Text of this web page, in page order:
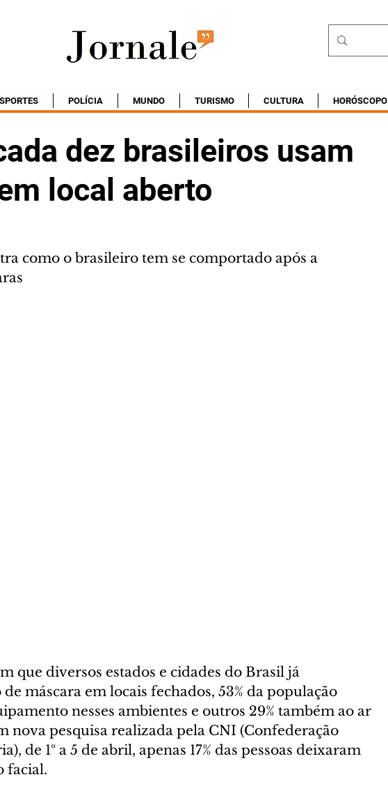
POLÍCIA MUNDO TURISMO CULTURA HORÓSCOPO
dez brasileiros usam
local aberto
como o brasileiro tem se comportado após a
que diversos estados e cidades do Brasil já
máscara em locais fechados, 53% da população
nesses ambientes e outros 29% também ao ar
nova pesquisa realizada pela CNI (Confederação
de 1º a 5 de abril, apenas 17% das pessoas deixaram
facial.